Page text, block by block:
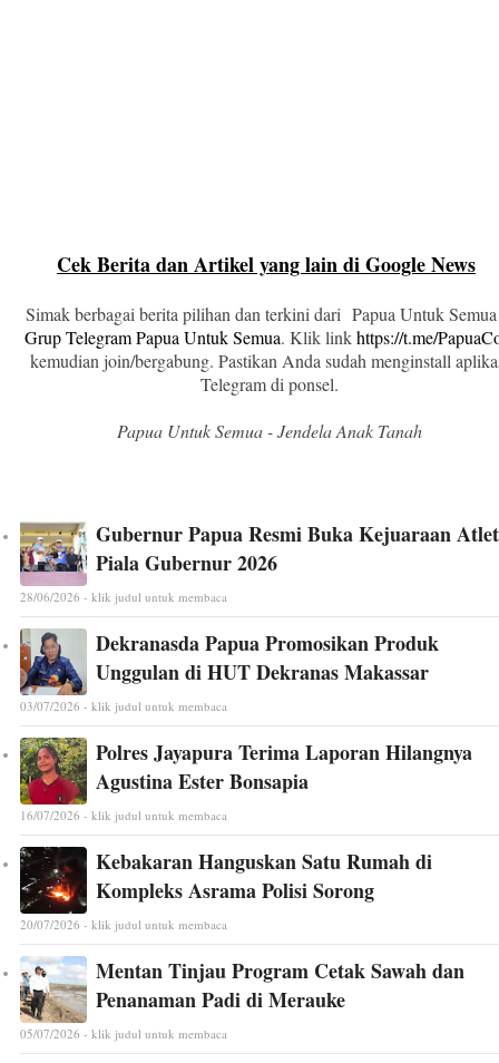
Cek Berita dan Artikel yang lain di Google News
Simak berbagai berita pilihan dan terkini dari Papua Untuk
Grup Telegram Papua Untuk Semua. Klik linkhttps://t.me/
kemudian join/bergabung. Pastikan Anda sudah menginstall
Telegram di ponsel.
Papua Untuk Semua - Jendela Anak Tanah
Gubernur Papua Resmi Buka Kejuaraan
Piala Gubernur 2026
28/06/2026 - klik judul untuk membaca
Dekranasda Papua Promosikan Produk
Unggulan di HUT Dekranas Makassar
03/07/2026 - klik judul untuk membaca
Polres Jayapura Terima Laporan Hilangnya
Agustina Ester Bonsapia
16/07/2026 - klik judul untuk membaca
Kebakaran Hanguskan Satu Rumah di
Kompleks Asrama Polisi Sorong
20/07/2026 - klik judul untuk membaca
Mentan Tinjau Program Cetak Sawah dan
Penanaman Padi di Merauke
05/07/2026 - klik judul untuk membaca